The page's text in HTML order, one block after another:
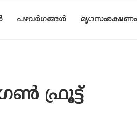
പഴവർഗങ്ങൾ മൃഗസംരക്ഷണം
ഫ്രൂട്ട്